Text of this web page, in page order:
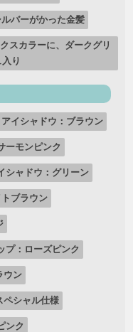
ルバーがかった金髪
スカラーに、ダークグリ
り
アイシャドウ：ブラウン
ーモンピンク
シャドウ：グリーン
ブラウン
プ：ローズピンク
ウン
ペシャル仕様
ンク